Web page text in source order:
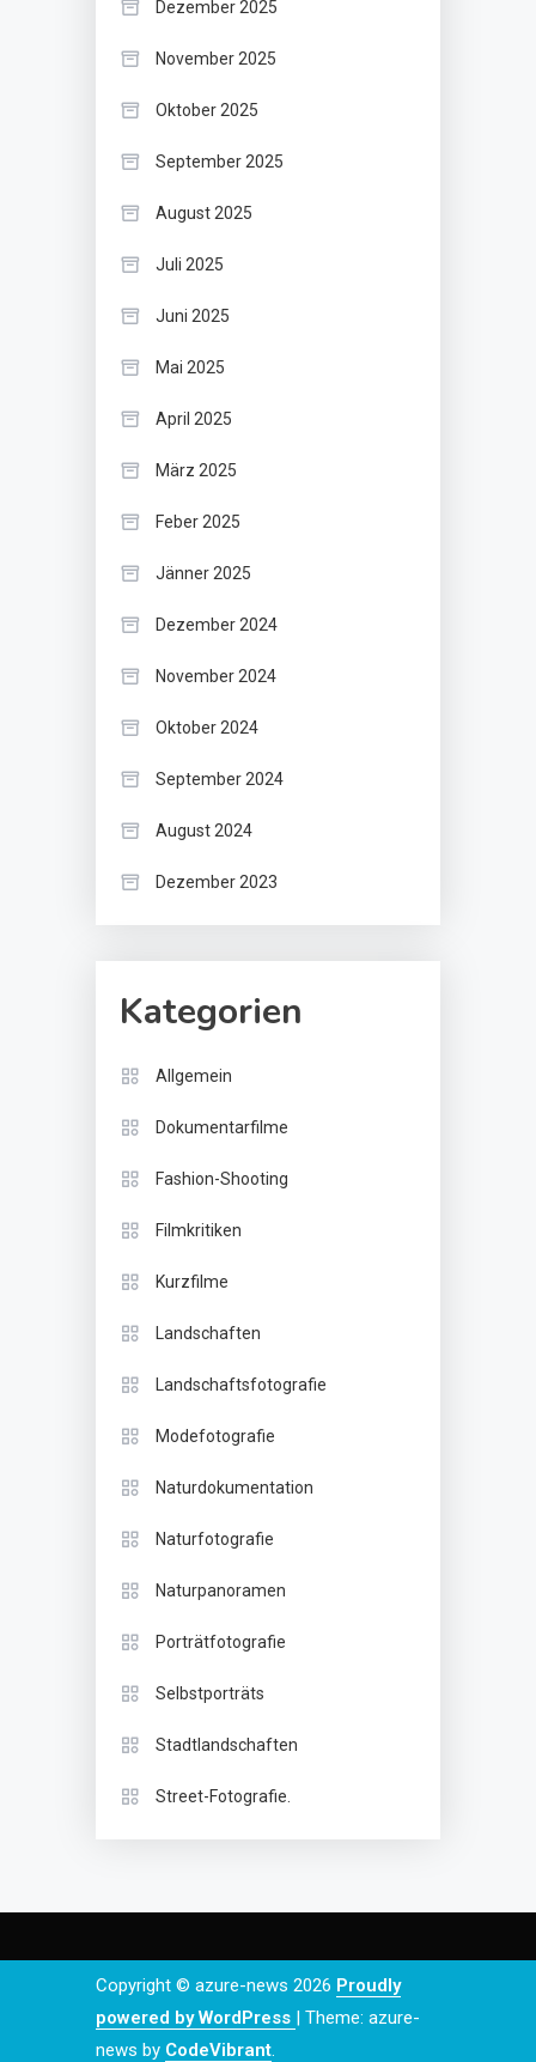
Dezember 2025
November 2025
Oktober 2025
September 2025
August 2025
Juli 2025
Juni 2025
Mai 2025
April 2025
März 2025
Feber 2025
Jänner 2025
Dezember 2024
November 2024
Oktober 2024
September 2024
August 2024
Dezember 2023
Kategorien
Allgemein
Dokumentarfilme
Fashion-Shooting
Filmkritiken
Kurzfilme
Landschaften
Landschaftsfotografie
Modefotografie
Naturdokumentation
Naturfotografie
Naturpanoramen
Porträtfotografie
Selbstporträts
Stadtlandschaften
Street-Fotografie.
Copyright © azure-news 2026 Proudly
powered by WordPress | Theme: azure-
news by CodeVibrant.